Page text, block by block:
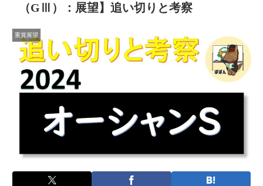
（GⅢ）：展望】追い切りと考察
重賞展望